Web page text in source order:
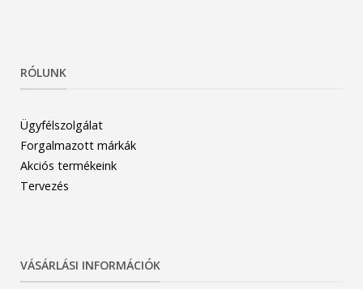
RÓLUNK
Ügyfélszolgálat
Forgalmazott márkák
Akciós termékeink
Tervezés
VÁSÁRLÁSI INFORMÁCIÓK